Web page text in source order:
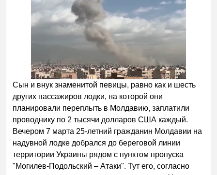
Сын и внук знаменитой певицы, равно как и шесть
других пассажиров лодки, на которой они
планировали переплыть в Молдавию, заплатили
проводнику по 2 тысячи долларов США каждый.
Вечером 7 марта 25-летний гражданин Молдавии на
надувной лодке добрался до береговой линии
территории Украины рядом с пунктом пропуска
"Могилев-Подольский – Атаки". Тут его, согласно